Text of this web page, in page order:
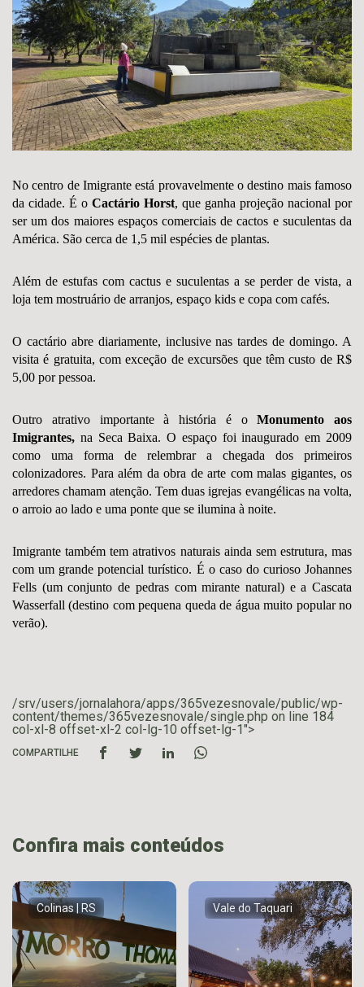
No centro de Imigrante está provavelmente o destino mais famoso
da cidade. É o Cactário Horst, que ganha projeção nacional por
ser um dos maiores espaços comerciais de cactos e suculentas da
América. São cerca de 1,5 mil espécies de plantas.
Além de estufas com cactus e suculentas a se perder de vista, a
loja tem mostruário de arranjos, espaço kids e copa com cafés.
O cactário abre diariamente, inclusive nas tardes de domingo. A
visita é gratuita, com exceção de excursões que têm custo de R$
5,00 por pessoa.
Outro atrativo importante à história é oMonumento aos
Imigrantes, na Seca Baixa. O espaço foi inaugurado em 2009
como uma forma de relembrar a chegada dos primeiros
colonizadores. Para além da obra de arte com malas gigantes, os
arredores chamam atenção. Tem duas igrejas evangélicas na volta,
o arroio ao lado e uma ponte que se ilumina à noite.
Imigrante também tem atrativos naturais ainda sem estrutura, mas
com um grande potencial turístico. É o caso do curioso Johannes
Fells (um conjunto de pedras com mirante natural) e a Cascata
Wasserfall (destino com pequena queda de água muito popular no
verão).
/srv/users/jornalahora/apps/365vezesnovale/public/wp-
content/themes/365vezesnovale/single.php on line 184
col-xl-8 offset-xl-2 col-lg-10 offset-lg-1">
COMPARTILHE
Confira mais conteúdos
Colinas | RS Vale do Taquari